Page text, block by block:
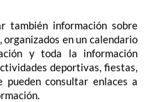
también información sobre
en un calendario
y toda la información
deportivas, fiestas,
pueden consultar enlaces a